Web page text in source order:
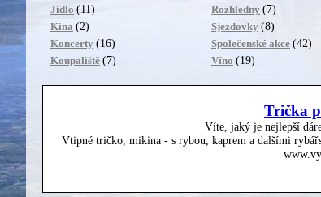
Jídlo (11)
Kina (2)
Koncerty (16)
Koupaliště (7)
Rozhledny (7)
Sjezdovky (8)
Společenské akce (42)
Víno (19)
Trička
Víte, jaký je nejlepší
Vtipné tričko, mikina - s rybou, kaprem a dalšími